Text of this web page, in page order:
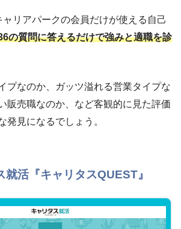
ャリアパークの会員だけが使える自己
の質問に答えるだけで強みと適職を診
プなのか、ガッツ溢れる営業タイプな
販売職なのか、など客観的に見た評価
発見になるでしょう。
就活『キャリタスQUEST』